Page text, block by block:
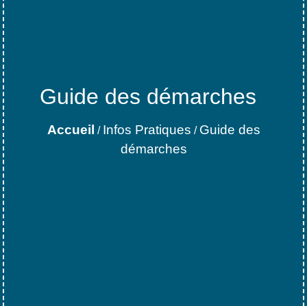
Guide des démarches
Accueil / Infos Pratiques / Guide des
démarches